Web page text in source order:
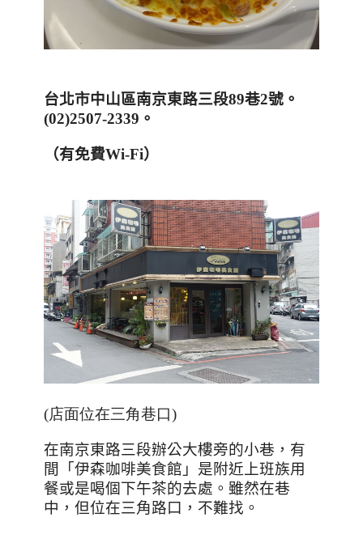
台北市中山區南京東路三段89巷2號。
(02)2507-2339 。
（有免費Wi-Fi）
(店面位在三角巷口)
在南京東路三段辦公大樓旁的小巷，有
間「伊森咖啡美食館」是附近上班族用
餐或是喝個下午茶的去處。 雖然在巷
中，但位在三角路口，不難找。